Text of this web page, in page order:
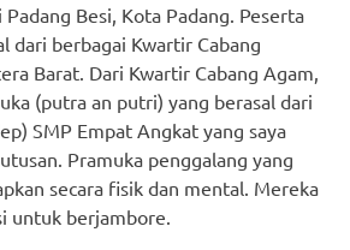
Besi, Kota Padang. Peserta
dari berbagai Kwartir Cabang
Barat. Dari Kwartir Cabang Agam,
(putra an putri) yang berasal dari
SMP Empat Angkat yang saya
Pramuka penggalang yang
secara fisik dan mental. Mereka
untuk berjambore.